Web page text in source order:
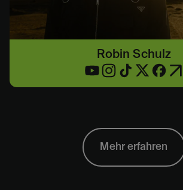
Robin Schulz
Mehr erfahren